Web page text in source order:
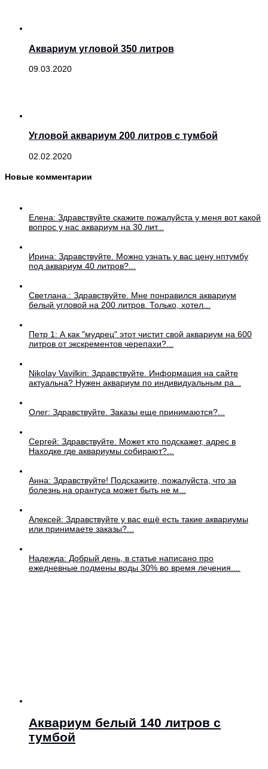
Аквариум угловой 350 литров
09.03.2020
Угловой аквариум 200 литров с тумбой
02.02.2020
Новые комментарии
Елена: Здравствуйте скажите пожалуйста у меня вот какой
вопрос у нас аквариум на 30 лит...
Ирина: Здравствуйте. Можно узнать у вас цену нптумбу
под аквариум 40 литров?...
Светлана.: Здравствуйте. Мне понравился аквариум
белый угловой на 200 литров. Только, хотел...
Петр 1: А как "мудрец" этот чистит свой аквариум на 600
литров от экскрементов черепахи?...
Nikolay Vavilkin: Здравствуйте. Информация на сайте
актуальна? Нужен аквариум по индивидуальным ра...
Олег: Здравствуйте. Заказы еще принимаются?...
Сергей: Здравствуйте. Может кто подскажет, адрес в
Находке где аквариумы собирают?...
Анна: Здравствуйте! Подскажите, пожалуйста, что за
болезнь на орантуса может быть не м...
Алексей: Здравствуйте у вас ещё есть такие аквариумы
или принимаете заказы?...
Надежда: Добрый день, в статье написано про
ежедневные подмены воды 30% во время лечения....
Аквариум белый 140 литров с
тумбой